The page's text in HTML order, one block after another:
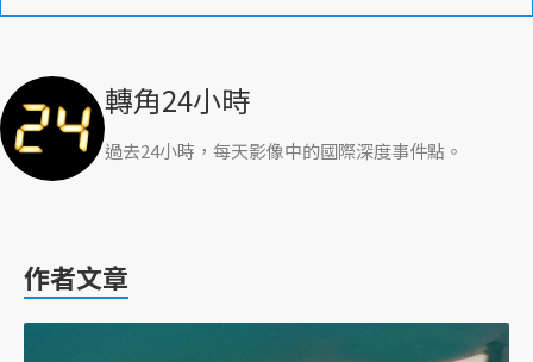
轉角24小時
過去24小時，每天影像中的國際深度事件點。
作者文章